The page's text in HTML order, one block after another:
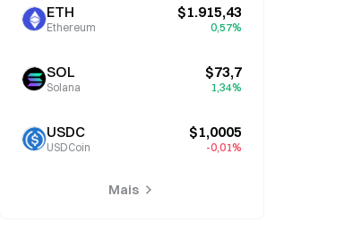
ETH
Ethereum
$1.915,43
0,57%
SOL
Solana
$73,7
1,34%
USDC
USDCoin
$1,0005
-0,01%
Mais